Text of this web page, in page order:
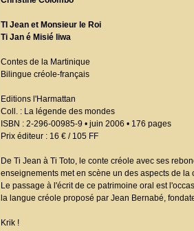
TI Jean et Monsieur le Roi
Ti Jan é Misié liwa
Contes de la Martinique
Bilingue créole-français
Editions l'Harmattan
Coll. : La légende des mondes
ISBN : 2-296-00985-9 • juin 2006 • 176 pages
Prix éditeur : 16 € / 105 FF
De Ti Jean à Ti Toto, le conte créole avec ses
enseignements met en scène un des aspects de la
Le passage à l'écrit de ce patrimoine oral est
la langue créole proposé par Jean Bernabé,
Krik !